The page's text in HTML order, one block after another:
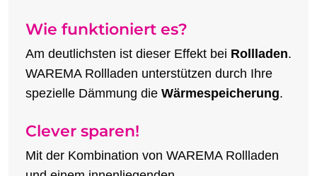
Wie funktioniert es?
Am deutlichsten ist dieser Effekt bei Rollladen.
WAREMA Rollladen unterstützen durch Ihre
spezielle Dämmung die Wärmespeicherung.
Clever sparen!
Mit der Kombination von WAREMA Rollladen